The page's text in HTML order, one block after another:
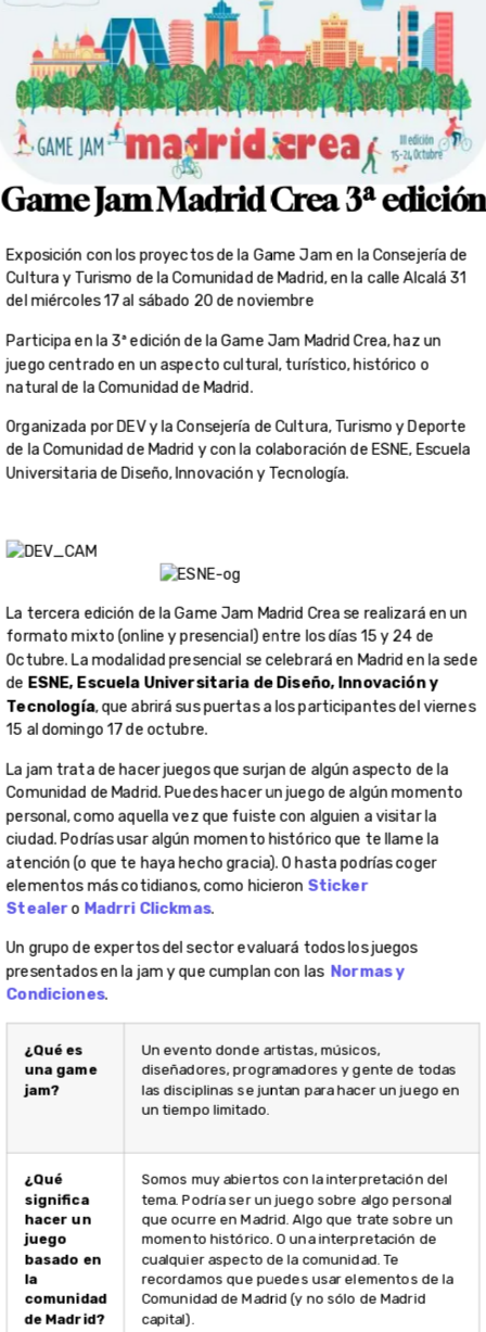
Game Jam Madrid Crea 3ª edición
Exposición con los proyectos de la Game Jam en la Consejería de
Cultura y Turismo de la Comunidad de Madrid, en la calle Alcalá 31
del miércoles 17 al sábado 20 de noviembre
Participa en la 3ª edición de la Game Jam Madrid Crea, haz un
juego centrado en un aspecto cultural, turístico, histórico o
natural de la Comunidad de Madrid.
Organizada por DEV y la Consejería de Cultura, Turismo y Deporte
de la Comunidad de Madrid y con la colaboración de ESNE, Escuela
Universitaria de Diseño, Innovación y Tecnología.
La tercera edición de la Game Jam Madrid Crea se realizará en un
formato mixto (online y presencial) entre los días 15 y 24 de
Octubre. La modalidad presencial se celebrará en Madrid en la sede
de ESNE, Escuela Universitaria de Diseño, Innovación y
Tecnología, que abrirá sus puertas a los participantes del viernes
15 al domingo 17 de octubre.
La jam trata de hacer juegos que surjan de algún aspecto de la
Comunidad de Madrid. Puedes hacer un juego de algún momento
personal, como aquella vez que fuiste con alguien a visitar la
ciudad. Podrías usar algún momento histórico que te llame la
atención (o que te haya hecho gracia). O hasta podrías coger
elementos más cotidianos, como hicieron Sticker
Stealero Madrri Clickmas.
Un grupo de expertos del sector evaluará todos los juegos
presentados en la jam y que cumplan con las Normas y
Condiciones.
¿Qué es
una game
jam?
Un evento donde artistas, músicos,
diseñadores, programadores y gente de todas
las disciplinas se juntan para hacer un juego en
un tiempo limitado.
¿Qué
significa
hacer un
juego
basado en
la
comunidad
de Madrid?
Somos muy abiertos con la interpretación del
tema. Podría ser un juego sobre algo personal
que ocurre en Madrid. Algo que trate sobre un
momento histórico. O una interpretación de
cualquier aspecto de la comunidad. Te
recordamos que puedes usar elementos de la
Comunidad de Madrid (y no sólo de Madrid
capital).